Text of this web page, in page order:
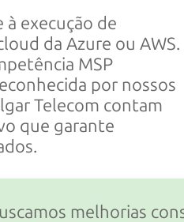
execução de
da Azure ou AWS.
MSP
por nossos
Telecom contam
que garante
melhorias